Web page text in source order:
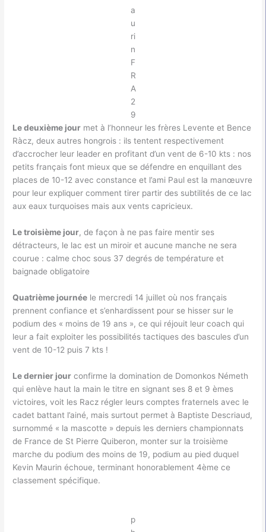
a
u
ri
n
F
R
A
2
9
Le deuxième jour met à l’honneur les frères Levente et Bence
Ràcz, deux autres hongrois : ils tentent respectivement
d’accrocher leur leader en profitant d’un vent de 6-10 kts : nos
petits français font mieux que se défendre en enquillant des
places de 10-12 avec constance et l’ami Paul est la manœuvre
pour leur expliquer comment tirer partir des subtilités de ce lac
aux eaux turquoises mais aux vents capricieux.
Le troisième jour, de façon à ne pas faire mentir ses
détracteurs, le lac est un miroir et aucune manche ne sera
courue : calme choc sous 37 degrés de température et
baignade obligatoire
Quatrième journée le mercredi 14 juillet où nos français
prennent confiance et s’enhardissent pour se hisser sur le
podium des « moins de 19 ans », ce qui réjouit leur coach qui
leur a fait exploiter les possibilités tactiques des bascules d’un
vent de 10-12 puis 7 kts !
Le dernier jour confirme la domination de Domonkos Németh
qui enlève haut la main le titre en signant ses 8 et 9 èmes
victoires, voit les Racz régler leurs comptes fraternels avec le
cadet battant l’ainé, mais surtout permet à Baptiste Descriaud,
surnommé « la mascotte » depuis les derniers championnats
de France de St Pierre Quiberon, monter sur la troisième
marche du podium des moins de 19, podium au pied duquel
Kevin Maurin échoue, terminant honorablement 4ème ce
classement spécifique.
p